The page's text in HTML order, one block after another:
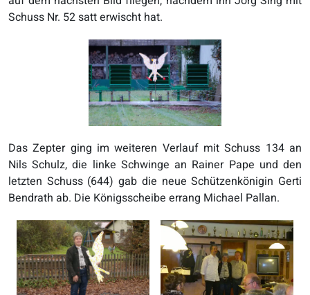
Schuss Nr. 52 satt erwischt hat.
Das Zepter ging im weiteren Verlauf mit Schuss 134 an
Nils Schulz, die linke Schwinge an Rainer Pape und den
letzten Schuss (644) gab die neue Schützenkönigin Gerti
Bendrath ab. Die Königsscheibe errang Michael Pallan.